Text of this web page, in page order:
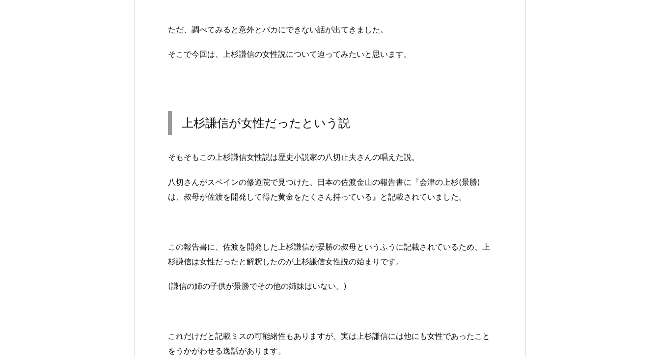
ただ、調べてみると意外とバカにできない話が出てきました。
そこで今回は、上杉謙信の女性説について迫ってみたいと思います。
上杉謙信が女性だったという説
そもそもこの上杉謙信女性説は歴史小説家の八切止夫さんの唱えた説。
八切さんがスペインの修道院で見つけた、日本の佐渡金山の報告書に『会津の上杉(景勝)
は、叔母が佐渡を開発して得た黄金をたくさん持っている』と記載されていました。
この報告書に、佐渡を開発した上杉謙信が景勝の叔母というふうに記載されているため、上
杉謙信は女性だったと解釈したのが上杉謙信女性説の始まりです。
(謙信の姉の子供が景勝でその他の姉妹はいない。)
これだけだと記載ミスの可能緒性もありますが、実は上杉謙信には他にも女性であったこと
をうかがわせる逸話があります。